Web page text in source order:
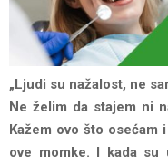
„Ljudi su nažalost, ne
Ne želim da stajem ni
Kažem ovo što
ove momke. I kada su